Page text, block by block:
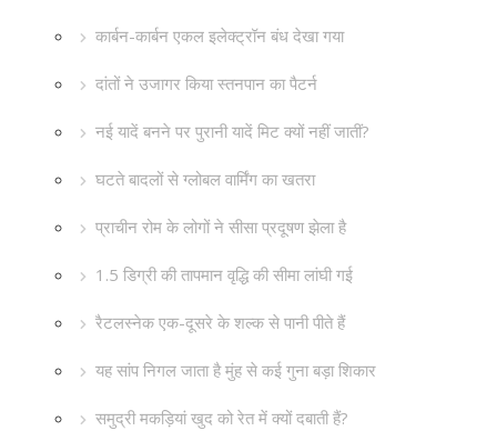
कार्बन-कार्बन एकल इलेक्ट्रॉन बंध देखा गया
दांतों ने उजागर किया स्तनपान का पैटर्न
नई यादें बनने पर पुरानी यादें मिट क्यों नहीं जातीं?
घटते बादलों से ग्लोबल वार्मिंग का खतरा
प्राचीन रोम के लोगों ने सीसा प्रदूषण झेला है
1.5 डिग्री की तापमान वृद्धि की सीमा लांघी गई
रैटलस्नेक एक-दूसरे के शल्क से पानी पीते हैं
यह सांप निगल जाता है मुंह से कई गुना बड़ा शिकार
समुद्री मकड़ियां खुद को रेत में क्यों दबाती हैं?